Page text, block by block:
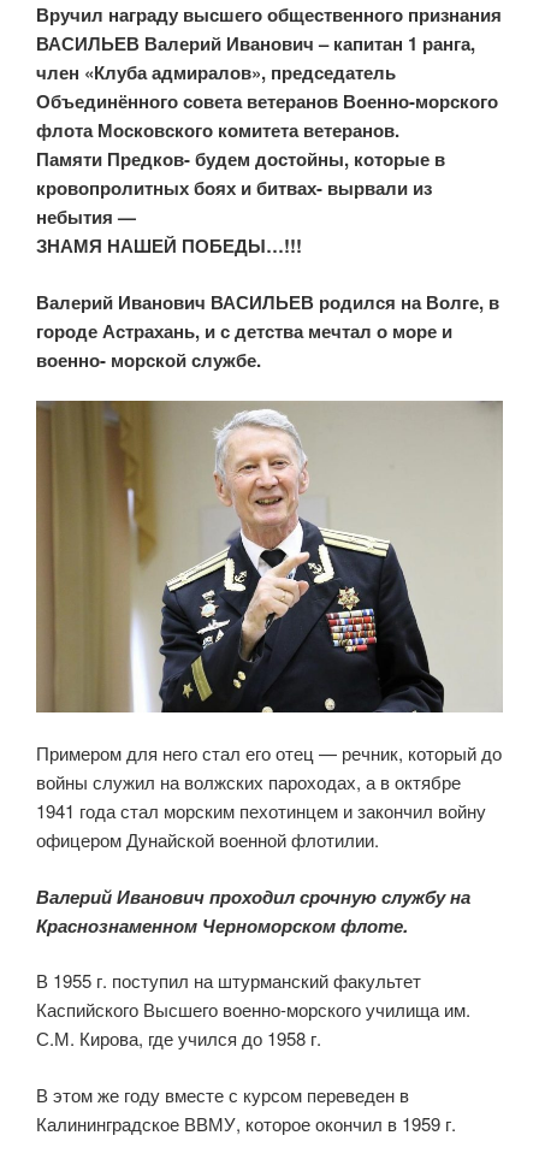
Вручил награду высшего общественного признания
ВАСИЛЬЕВ Валерий Иванович – капитан 1 ранга,
член «Клуба адмиралов», председатель
Объединённого совета ветеранов Военно-морского
флота Московского комитета ветеранов.
Памяти Предков- будем достойны, которые в
кровопролитных боях и битвах- вырвали из
небытия —
ЗНАМЯ НАШЕЙ ПОБЕДЫ…!!!
Валерий Иванович ВАСИЛЬЕВ родился на Волге, в
городе Астрахань, и с детства мечтал о море и
военно- морской службе.
Примером для него стал его отец — речник, который до
войны служил на волжских пароходах, а в октябре
1941 года стал морским пехотинцем и закончил войну
офицером Дунайской военной флотилии.
Валерий Иванович проходил срочную службу на
Краснознаменном Черноморском флоте.
В 1955 г. поступил на штурманский факультет
Каспийского Высшего военно-морского училища им.
С.М. Кирова, где учился до 1958 г.
В этом же году вместе с курсом переведен в
Калининградское ВВМУ, которое окончил в 1959 г.